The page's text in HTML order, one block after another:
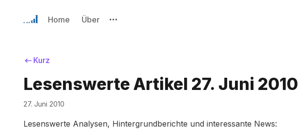
Home Über
Kurz
Lesenswerte Artikel 27. Juni 2010
27. Juni 2010
Lesenswerte Analysen, Hintergrundberichte und interessante News: